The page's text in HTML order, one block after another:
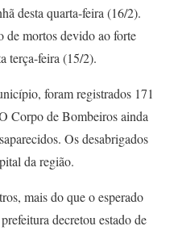
desta quarta-feira (16/2).
de mortos devido ao forte
terça-feira (15/2).
foram registrados 171
Corpo de Bombeiros ainda
Os desabrigados
da região.
mais do que o esperado
decretou estado de